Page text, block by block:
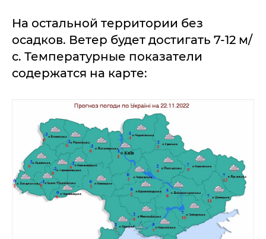
На остальной территории без
осадков. Ветер будет достигать 7-12 м/
с. Температурные показатели
содержатся на карте: